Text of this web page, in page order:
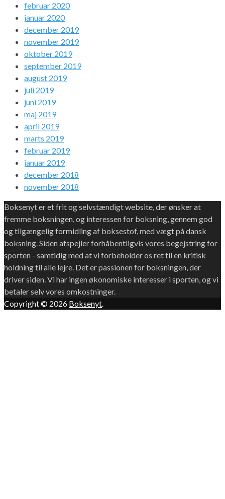
februar 2020
januar 2020
december 2019
november 2019
oktober 2019
september 2019
august 2019
juli 2019
juni 2019
maj 2019
april 2019
marts 2019
februar 2019
januar 2019
december 2018
november 2018
Boksenyt er et frit og selvstændigt website, der ønsker at
fremme boksningen, og interessen for boksning, gennem god
og tilgængelig formidling af boksestof, med vægt på dansk
boksning. Siden afspejler forhåbentligvis vores begejstring for
sporten - samtidig med at vi forbeholder os ret til en kritisk
holdning til alle lejre. Det er passionen for boksningen, der
driver siden. Vi har ingen økonomiske interesser i sporten, og vi
betaler selv vores omkostninger.
Copyright © 2026 Boksenyt.